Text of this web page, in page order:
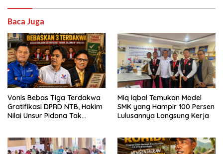
Baca Juga
Vonis Bebas Tiga Terdakwa
Gratifikasi DPRD NTB, Hakim
Nilai Unsur Pidana Tak
Miq Iqbal Temukan Model
SMK yang Hampir 100 Persen
Lulusannya Langsung Kerja